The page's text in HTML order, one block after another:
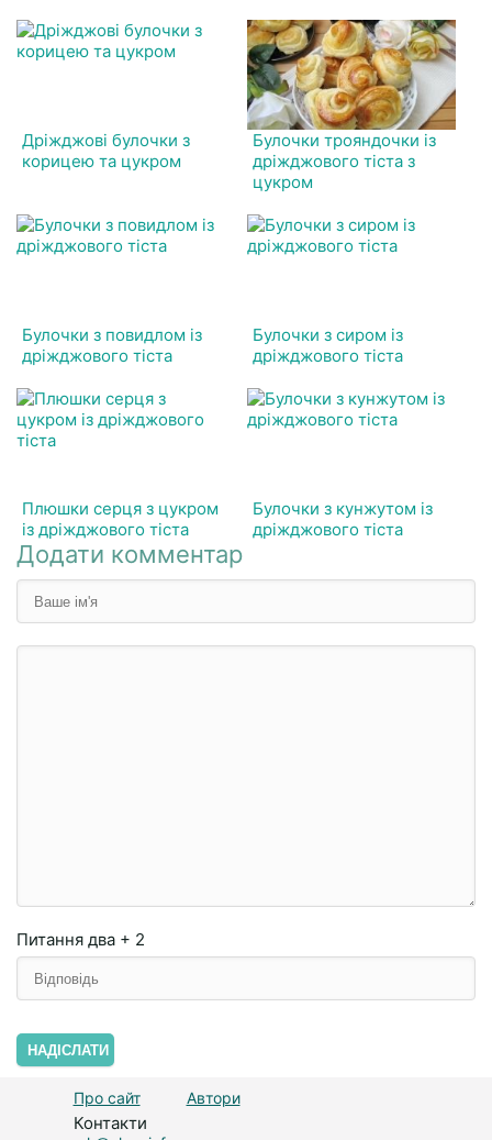
Дріжджові булочки з
корицею та цукром
Булочки трояндочки із
дріжджового тіста з
цукром
Булочки з повидлом із
дріжджового тіста
Булочки з сиром із
дріжджового тіста
Плюшки серця з цукром
із дріжджового тіста
Булочки з кунжутом із
дріжджового тіста
Додати комментар
Питання два + 2
НАДІСЛАТИ
Про сайт Автори
Контакти